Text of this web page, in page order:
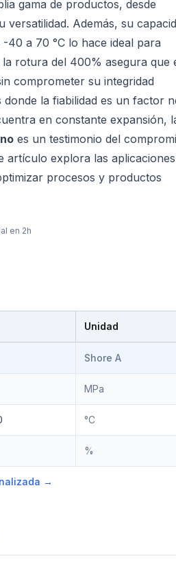
gama de productos, desde
Además, su
40 a 70 °C lo hace ideal para
rotura del 400% asegura que
comprometer su integridad
la fiabilidad es un factor
en constante expansión,
es un testimonio del
artículo explora las
procesos y productos
en 2h
Unidad
Shore A
MPa
°C
%
→